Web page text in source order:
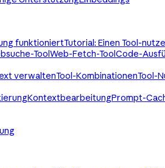
funktioniertTutorial: Einen Tool-
ToolWeb-Fetch-ToolCode-
verwaltenTool-KombinationenTool-
KontextbearbeitungPrompt-